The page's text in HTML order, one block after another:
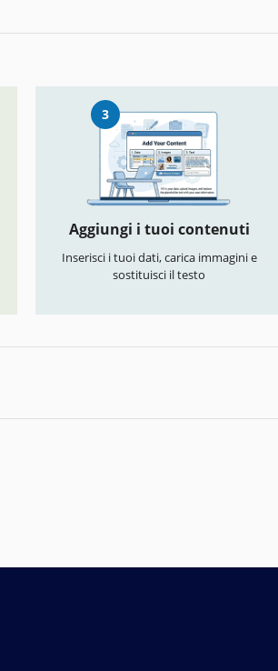
3
Aggiungi i tuoi contenuti
Inserisci i tuoi dati, carica immagini e
sostituisci il testo